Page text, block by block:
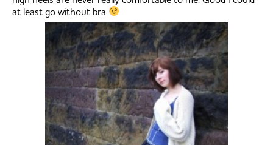
at least go without bra